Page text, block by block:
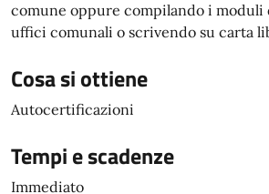
comune oppure compilando i
uffici comunali o scrivendo su carta
Cosa si ottiene
Autocertificazioni
Tempi e scadenze
Immediato